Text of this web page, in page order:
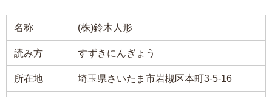
名称 (株)鈴木人形
読み方 すずきにんぎょう
所在地 埼玉県さいたま市岩槻区本町3-5-16